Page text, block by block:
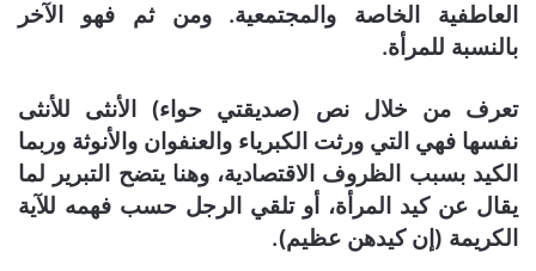
العاطفية الخاصة والمجتمعية. ومن ثم فهو الآخر
بالنسبة للمرأة.
تعرف من خلال نص (صديقتي حواء) الأنثى للأنثى
نفسها فهي التي ورثت الكبرياء والعنفوان والأنوثة وربما
الكيد بسبب الظروف الاقتصادية، وهنا يتضح التبرير لما
يقال عن كيد المرأة، أو تلقي الرجل حسب فهمه للآية
الكريمة (إن كيدهن عظيم).